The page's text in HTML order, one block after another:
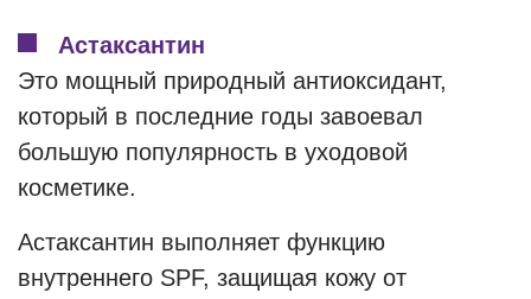
Астаксантин
Это мощный природный антиоксидант,
который в последние годы завоевал
большую популярность в уходовой
косметике.
Астаксантин выполняет функцию
внутреннего SPF, защищая кожу от